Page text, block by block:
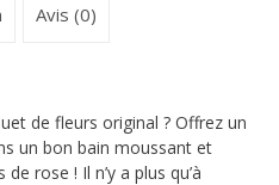
Avis (0)
de fleurs original ? Offrez un
un bon bain moussant et
rose ! Il n’y a plus qu’à